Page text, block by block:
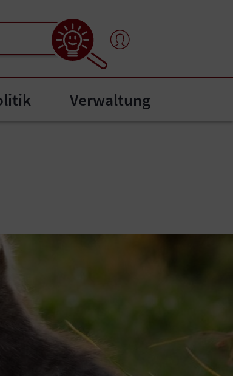
for "Bürgerservice"
Verwaltung